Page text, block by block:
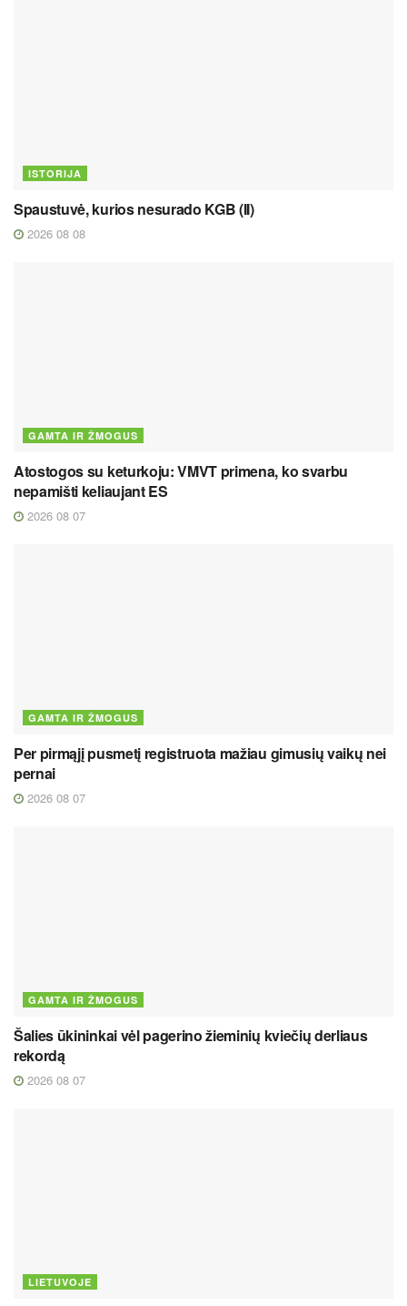
ISTORIJA
Spaustuvė, kurios nesurado KGB (II)
2026 08 08
GAMTA IR ŽMOGUS
Atostogos su keturkoju: VMVT primena, ko svarbu
nepamišti keliaujant ES
2026 08 07
GAMTA IR ŽMOGUS
Per pirmąjį pusmetį registruota mažiau gimusių vaikų nei
pernai
2026 08 07
GAMTA IR ŽMOGUS
Šalies ūkininkai vėl pagerino žieminių kviečių derliaus
rekordą
2026 08 07
LIETUVOJE